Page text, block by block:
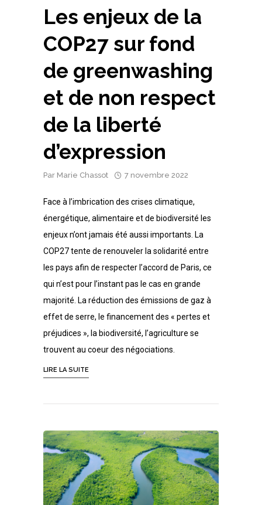
Les enjeux de la
COP27 sur fond
de greenwashing
et de non respect
de la liberté
d’expression
Par Marie Chassot 7 novembre 2022
Face à l’imbrication des crises climatique,
énergétique, alimentaire et de biodiversité les
enjeux n’ont jamais été aussi importants. La
COP27 tente de renouveler la solidarité entre
les pays afin de respecter l’accord de Paris, ce
qui n’est pour l’instant pas le cas en grande
majorité. La réduction des émissions de gaz à
effet de serre, le financement des « pertes et
préjudices », la biodiversité, l’agriculture se
trouvent au coeur des négociations.
LIRE LA SUITE